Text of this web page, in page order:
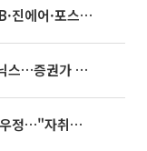
[오늘의 주요공시] SK하이닉스·HLB·진에어·포스코홀딩스·네이버·대우건설 등
'불안과 기대 사이' 널뛰는 SK하이닉스…증권가 "HBM4·LTA 기반 펀터멘털 견고"
'나혼산' 류혜영, 고경표와 16년산 우정…"자취방서 부모님과 마주쳐"